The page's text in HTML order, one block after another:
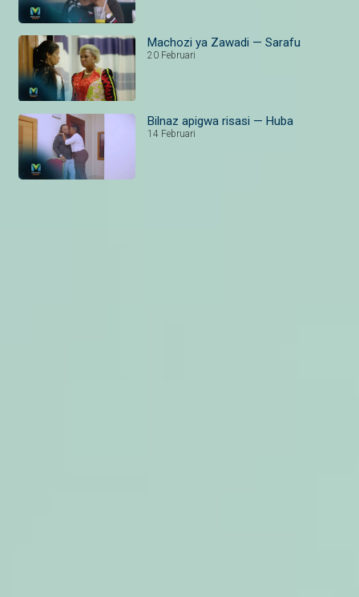
Machozi ya Zawadi — Sarafu
20 Februari
Bilnaz apigwa risasi — Huba
14 Februari